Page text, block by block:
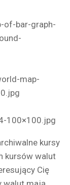
bar-graph-
map-
100×100.jpg
kursy
kursów walut
Cię